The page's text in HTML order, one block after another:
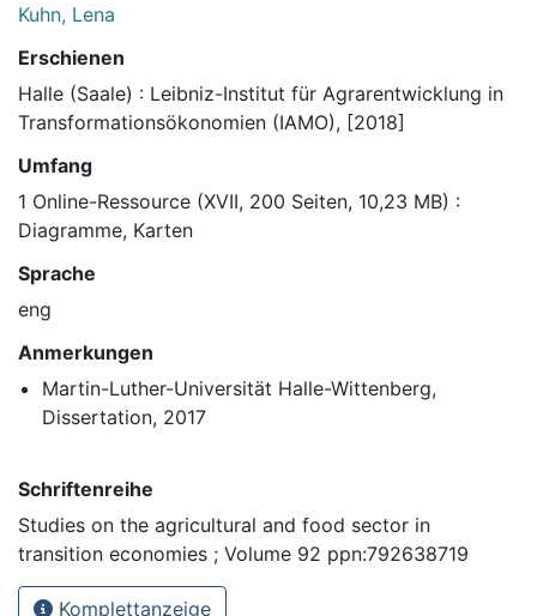
Kuhn, Lena
Erschienen
Halle (Saale) : Leibniz-Institut für Agrarentwicklung in
Transformationsökonomien (IAMO), [2018]
Umfang
1 Online-Ressource (XVII, 200 Seiten, 10,23 MB) :
Diagramme, Karten
Sprache
eng
Anmerkungen
Martin-Luther-Universität Halle-Wittenberg,
Dissertation, 2017
Schriftenreihe
Studies on the agricultural and food sector in
transition economies ; Volume 92 ppn:792638719
Komplettanzeige